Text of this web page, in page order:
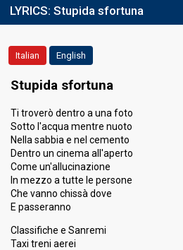
Result
Place 6th (out of 30)
Total ranking
7
LYRICS: Stupida sfortuna
Italian English
Stupida sfortuna
Ti troverò dentro a una foto
Sotto l'acqua mentre nuoto
Nella sabbia e nel cemento
Dentro un cinema all'aperto
Come un'allucinazione
In mezzo a tutte le persone
Che vanno chissà dove
E passeranno
Classifiche e Sanremi
Taxi treni aerei